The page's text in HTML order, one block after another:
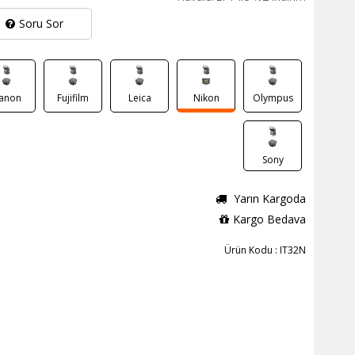
Soru Sor
Fujifilm Leica Nikon Olympus
Sony
Yarın Kargoda
Kargo Bedava
Ürün Kodu : IT32N